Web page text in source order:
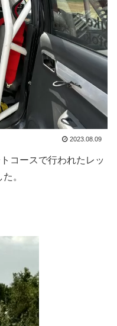
2023.08.09
コースで行われたレッ
。